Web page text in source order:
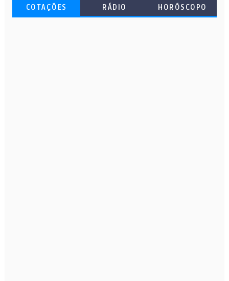
COTAÇÕES RÁDIO HORÓSCOPO